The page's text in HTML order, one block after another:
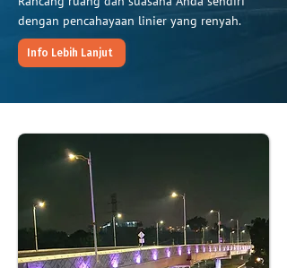
dengan pencahayaan linier yang renyah.
Info Lebih Lanjut